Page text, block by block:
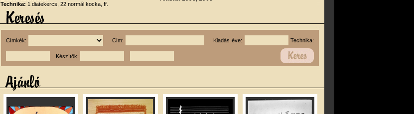
Technika: 1 diatekercs, 22 normál kocka, ff.
Címkék: Cím: Kiadás éve: Technika:
Készítők: